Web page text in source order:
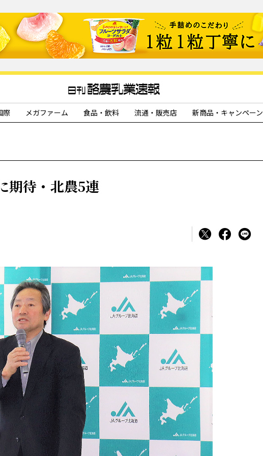
際 メガファーム 食品・飲料 流通・販売店 新商品・キャンペーン
期待・北農5連